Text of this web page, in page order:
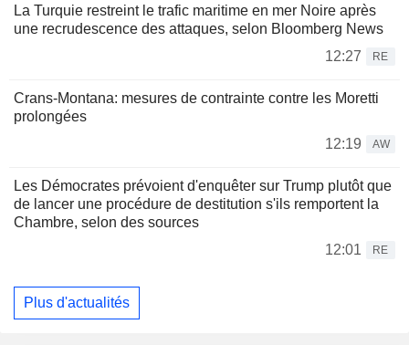
La Turquie restreint le trafic maritime en mer Noire après
une recrudescence des attaques, selon Bloomberg News
12:27
RE
Crans-Montana: mesures de contrainte contre les Moretti
prolongées
12:19
AW
Les Démocrates prévoient d'enquêter sur Trump plutôt que
de lancer une procédure de destitution s'ils remportent la
Chambre, selon des sources
12:01
RE
Plus d'actualités